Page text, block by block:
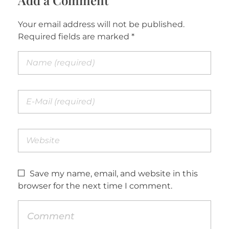
Your email address will not be published.
Required fields are marked *
Save my name, email, and website in this
browser for the next time I comment.